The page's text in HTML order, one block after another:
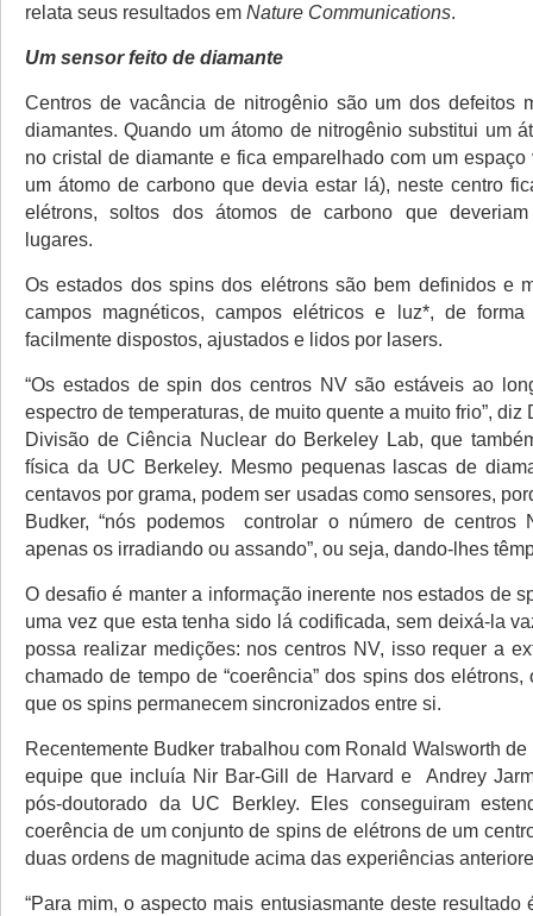
relata seus resultados em Nature Communications.
Um sensor feito de diamante
Centros de vacância de nitrogênio são um dos defeitos
diamantes. Quando um átomo de nitrogênio substitui um
no cristal de diamante e fica emparelhado com um
um átomo de carbono que devia estar lá), neste centro
elétrons, soltos dos átomos de carbono que
lugares.
Os estados dos spins dos elétrons são bem definidos e
campos magnéticos, campos elétricos e luz*, de
facilmente dispostos, ajustados e lidos por lasers.
“Os estados de spin dos centros NV são estáveis ao
espectro de temperaturas, de muito quente a muito frio”, diz
Divisão de Ciência Nuclear do Berkeley Lab, que
física da UC Berkeley. Mesmo pequenas lascas de
centavos por grama, podem ser usadas como sensores,
Budker, “nós podemos controlar o número de centros
apenas os irradiando ou assando”, ou seja, dando-lhes
O desafio é manter a informação inerente nos estados de
uma vez que esta tenha sido lá codificada, sem deixá-la
possa realizar medições: nos centros NV, isso requer a
chamado de tempo de “coerência” dos spins dos
que os spins permanecem sincronizados entre si.
Recentemente Budker trabalhou com Ronald Walsworth
equipe que incluía Nir Bar-Gill de Harvard e Andrey
pós-doutorado da UC Berkley. Eles conseguiram
coerência de um conjunto de spins de elétrons de um
duas ordens de magnitude acima das experiências
“Para mim, o aspecto mais entusiasmante deste resultado